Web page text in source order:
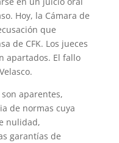
Hoy, la Cámara de
que
de CFK. Los jueces
apartados. El fallo
aparentes,
de normas cuya
nulidad,
garantías de